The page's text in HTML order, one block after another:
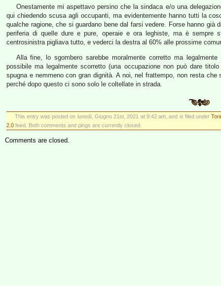
Onestamente mi aspettavo persino che la sindaca e/o una
qui chiedendo scusa agli occupanti, ma evidentemente hanno tutti la
qualche ragione, che si guardano bene dal farsi vedere. Forse hanno
periferia di quelle dure e pure, operaie e ora leghiste, ma è sempre
centrosinistra pigliava tutto, e vederci la destra al 60% alle prossime
Alla fine, lo sgombero sarebbe moralmente corretto ma
possibile ma legalmente scorretto (una occupazione non può dare
spugna e nemmeno con gran dignità. A noi, nel frattempo, non resta
perché dopo questo ci sono solo le coltellate in strada.
This entry was posted on lunedì, Giugno 21st, 2021 at 9:42 am, and is filed under
2.0 feed. Both comments and pings are currently closed.
Comments are closed.